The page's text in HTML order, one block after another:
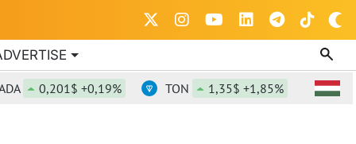
0,201$ +0,19% TON 1,35$ +1,85% DOT